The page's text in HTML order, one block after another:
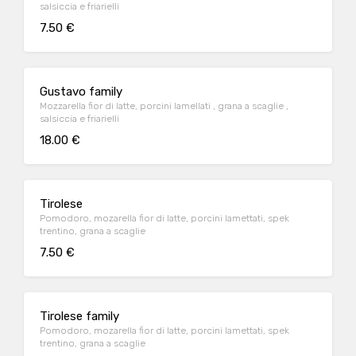
salsiccia e friarielli
7.50 €
Gustavo family
Mozzarella fior di latte, porcini lamellati , grana a scaglie ,
salsiccia e friarielli
18.00 €
Tirolese
Pomodoro, mozarella fior di latte, porcini lamettati, spek
trentino, grana a scaglie
7.50 €
Tirolese family
Pomodoro, mozarella fior di latte, porcini lamettati, spek
trentino, grana a scaglie